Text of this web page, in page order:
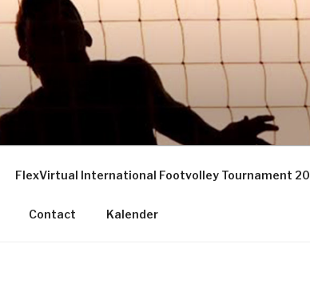
– THE
FlexVirtual International Footvolley Tournament
Contact Kalender